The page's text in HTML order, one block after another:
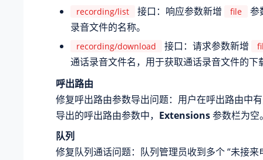
recording/list 接口：响应参数新增 file
参
录音文件的名称。
recording/download 接口：请求参数新增
通话录音文件名，用于获取通话录音文件的下
呼出路由
修复呼出路由参数导出问题：用户在呼出路由中
导出的呼出路由参数中， Extensions参数栏为空
队列
修复队列通话问题：队列管理员收到多个 “未接来